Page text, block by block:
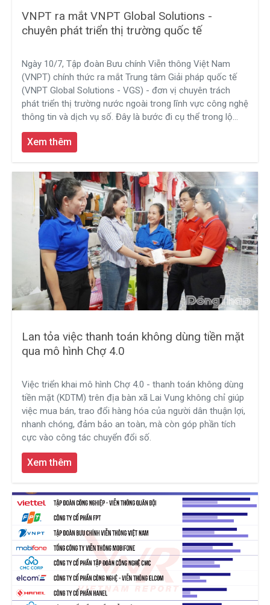
VNPT ra mắt VNPT Global Solutions -
chuyên phát triển thị trường quốc tế
Ngày 10/7, Tập đoàn Bưu chính Viễn thông Việt Nam
(VNPT) chính thức ra mắt Trung tâm Giải pháp quốc tế
(VNPT Global Solutions - VGS) - đơn vị chuyên trách
phát triển thị trường nước ngoài trong lĩnh vực công nghệ
thông tin và dịch vụ số. Đây là bước đi cụ thể trong lộ
trình Go Global của VNPT, nhằm đưa năng lực công nghệ
Việt tham gia sâu hơn vào chuỗi giá trị số khu vực và
Xem thêm
Lan tỏa việc thanh toán không dùng tiền mặt
qua mô hình Chợ 4.0
Việc triển khai mô hình Chợ 4.0 - thanh toán không dùng
tiền mặt (KDTM) trên địa bàn xã Lai Vung không chỉ giúp
việc mua bán, trao đổi hàng hóa của người dân thuận lợi,
nhanh chóng, đảm bảo an toàn, mà còn góp phần tích
cực vào công tác chuyển đổi số.
Xem thêm